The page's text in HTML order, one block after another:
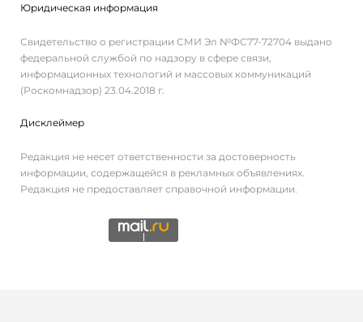
Юридическая информация
Свидетельство о регистрации СМИ Эл №ФС77-72704 выдано
федеральной службой по надзору в сфере связи,
информационных технологий и массовых коммуникаций
(Роскомнадзор) 23.04.2018 г.
Дисклеймер
Редакция не несет ответственности за достоверность
информации, содержащейся в рекламных объявлениях.
Редакция не предоставляет справочной информации.